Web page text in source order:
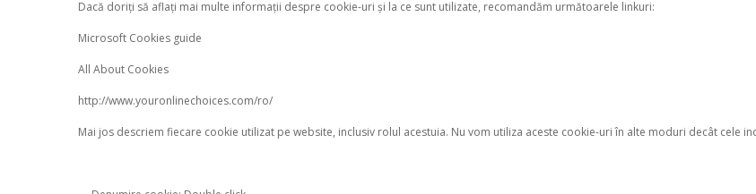
Dacă doriți să aflați mai multe informații despre cookie-uri și la ce sunt utilizate, recomandăm următoarele linkuri:
Microsoft Cookies guide
All About Cookies
http://www.youronlinechoices.com/ro/
Mai jos descriem fiecare cookie utilizat pe website, inclusiv rolul acestuia. Nu vom utiliza aceste cookie-uri în alte moduri decât cele